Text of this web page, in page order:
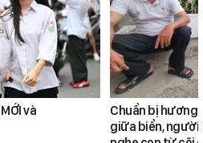
và
Chuẩn bị hương
giữa biển,